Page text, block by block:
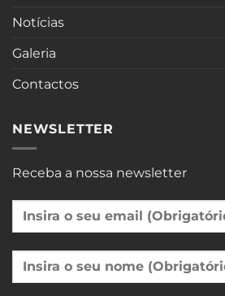
Notícias
Galeria
Contactos
NEWSLETTER
Receba a nossa newsletter